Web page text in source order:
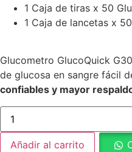
1 Caja de tiras x 50
1 Caja de lancetas x
Glucometro GlucoQuick
de glucosa en sangre fácil
confiables y mayor
Glucometro
GlucoQuick
G30a
Añadir al carrito